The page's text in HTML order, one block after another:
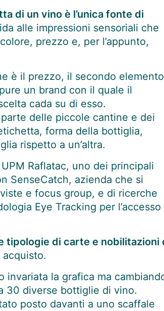
di un vino è l’unica fonte di
alle impressioni sensoriali che
prezzo e, per l’appunto,
è il prezzo, il secondo elemento
un brand con il quale il
cada su di esso.
delle piccole cantine e dei
forma della bottiglia,
rispetto a un’altra.
UPM Raflatac, uno dei principali
SenseCatch, azienda che si
e focus group, e di ricerche
Eye Tracking per l’accesso
tipologie di carte e nobilitazioni
la grafica ma
30 diverse bottiglie di vino.
posto davanti a uno scaffale